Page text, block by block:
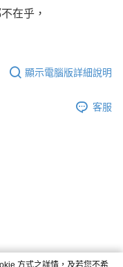
失，本公司不負相關責
之用戶狀況，依本公司即
形，本公司將視審查結果
。若發現惡意使用之情形，
額度並採取法律行動。
在乎，
顯示電腦版詳細說明
客服
方式之詳情，及若您不希